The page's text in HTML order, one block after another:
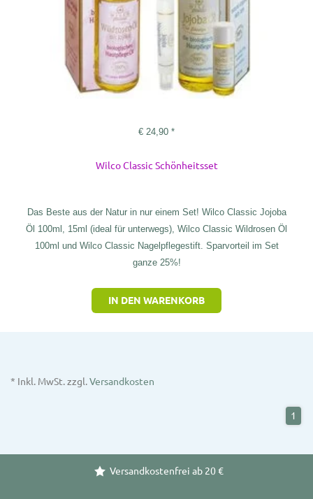
€ 24,90 *
Wilco Classic Schönheitsset
Das Beste aus der Natur in nur einem Set! Wilco Classic Jojoba
Öl 100ml, 15ml (ideal für unterwegs), Wilco Classic Wildrosen Öl
100ml und Wilco Classic Nagelpflegestift. Sparvorteil im Set
ganze 25%!
IN DEN WARENKORB
* Inkl. MwSt. zzgl.Versandkosten
1
Versandkostenfrei ab 20 €